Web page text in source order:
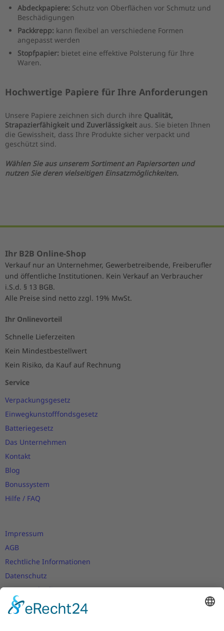
Abdeckpapiere: Schutz von Oberflächen vor Schmutz und
Beschädigungen
Packkrepp: kann flexibel an verschiedene Formen
angepasst werden
Stopfpapier: bietet eine effektive Polsterung für Ihre
Waren.
Hochwertige Papiere für Ihre Anforderungen
Unsere Papiere zeichnen sich durch ihre Qualität,
Strapazierfähigkeit und Zuverlässigkeit aus. Sie bieten Ihnen
die Gewissheit, dass Ihre Produkte sicher verpackt und
geschützt sind.
Wählen Sie aus unserem Sortiment an Papiersorten und
nutzen Sie deren vielseitigen Einsatzmöglichkeiten.
Ihr B2B Online-Shop
Verkauf nur an Unternehmer, Gewerbetreibende, Freiberufler
und öffentliche Institutionen. Kein Verkauf an Verbraucher
i.S.d. § 13 BGB.
Alle Preise sind netto zzgl. 19% MwSt.
Ihr Onlinevorteil
Schnelle Lieferzeiten
Kein Mindestbestellwert
Kein Risiko, da Kauf auf Rechnung
Service
Verpackungsgesetz
Einwegkunstofffondsgesetz
Batteriegesetz
Das Unternehmen
Kontakt
Blog
Bonussystem
Hilfe / FAQ
Impressum
AGB
Rechtliche Informationen
Datenschutz
Nutzungsbedingungen
Versand- und Zahlungsbedingungen